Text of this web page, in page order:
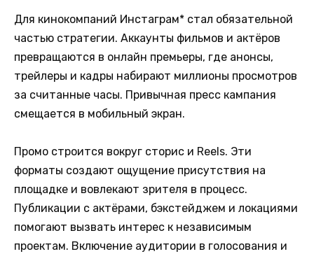
Для кинокомпаний Инстаграм* стал обязательной
частью стратегии. Аккаунты фильмов и актёров
превращаются в онлайн премьеры, где анонсы,
трейлеры и кадры набирают миллионы просмотров
за считанные часы. Привычная пресс кампания
смещается в мобильный экран.
Промо строится вокруг сторис и Reels. Эти
форматы создают ощущение присутствия на
площадке и вовлекают зрителя в процесс.
Публикации с актёрами, бэкстейджем и локациями
помогают вызвать интерес к независимым
проектам. Включение аудитории в голосования и